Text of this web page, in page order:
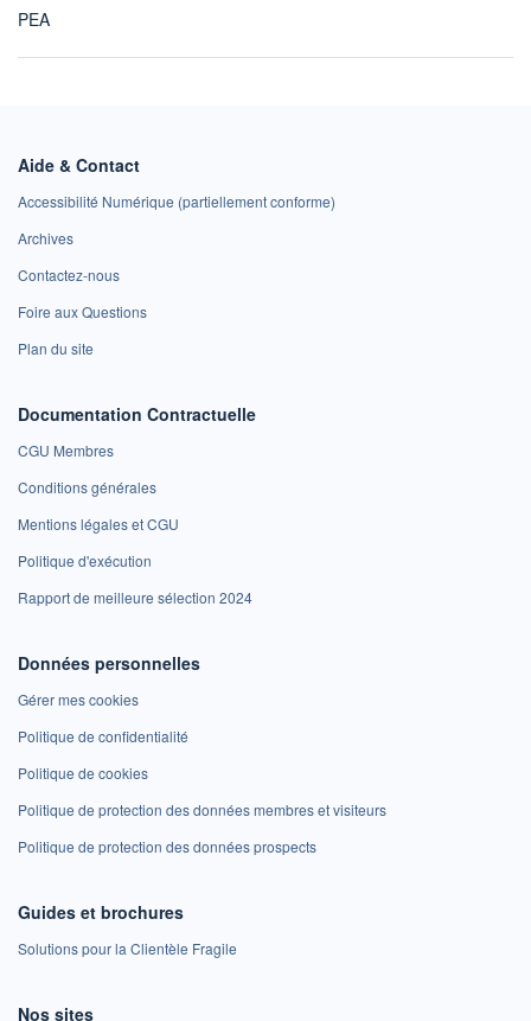
PEA
Aide & Contact
Accessibilité Numérique (partiellement conforme)
Archives
Contactez-nous
Foire aux Questions
Plan du site
Documentation Contractuelle
CGU Membres
Conditions générales
Mentions légales et CGU
Politique d'exécution
Rapport de meilleure sélection 2024
Données personnelles
Gérer mes cookies
Politique de confidentialité
Politique de cookies
Politique de protection des données membres et visiteurs
Politique de protection des données prospects
Guides et brochures
Solutions pour la Clientèle Fragile
Nos sites